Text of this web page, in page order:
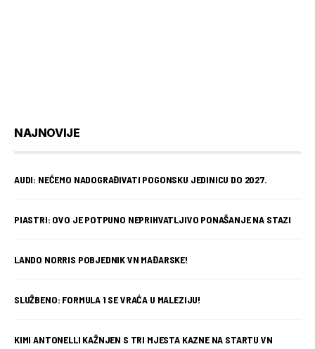
NAJNOVIJE
AUDI: NEĆEMO NADOGRAĐIVATI POGONSKU JEDINICU DO 2027.
PIASTRI: OVO JE POTPUNO NEPRIHVATLJIVO PONAŠANJE NA STAZI
LANDO NORRIS POBJEDNIK VN MAĐARSKE!
SLUŽBENO: FORMULA 1 SE VRAĆA U MALEZIJU!
KIMI ANTONELLI KAŽNJEN S TRI MJESTA KAZNE NA STARTU VN